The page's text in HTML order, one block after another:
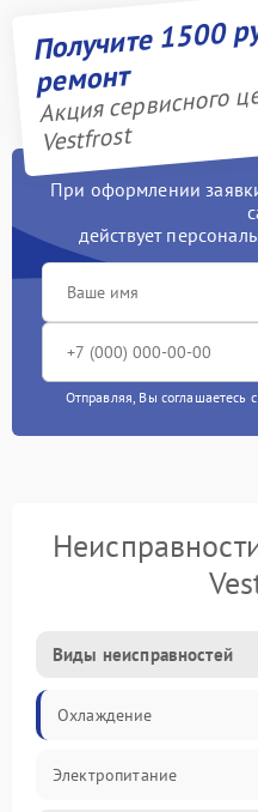
Получите 1500
ремонт
Акция сервисного
Vestfrost
При оформлении
действует
Отправляя, Вы соглашаетесь с
Виды неисправностей
Охлаждение
Электропитание